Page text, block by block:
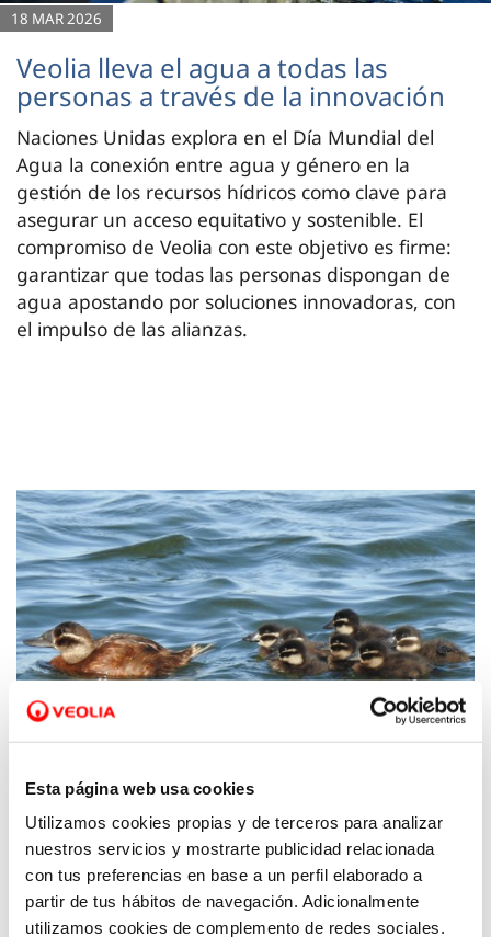
Esta página web usa cookies
Utilizamos cookies propias y de terceros para analizar
nuestros servicios y mostrarte publicidad relacionada
con tus preferencias en base a un perfil elaborado a
partir de tus hábitos de navegación. Adicionalmente
utilizamos cookies de complemento de redes sociales.
18 MAR 2026
Veolia lleva el agua a todas las
personas a través de la innovación
Naciones Unidas explora en el Día Mundial del
Agua la conexión entre agua y género en la
gestión de los recursos hídricos como clave para
asegurar un acceso equitativo y sostenible. El
compromiso de Veolia con este objetivo es firme:
garantizar que todas las personas dispongan de
agua apostando por soluciones innovadoras, con
el impulso de las alianzas.
30 MAY 2024
Día Mundial del Medio Ambiente: Cuidar
nuestra Tierra ante el desafío de la sequía